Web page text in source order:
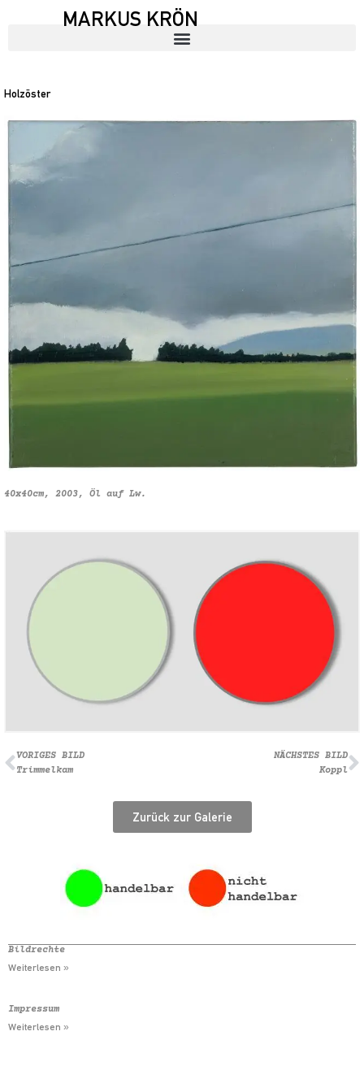
MARKUS KRÖN
Holzöster
40x40cm, 2003, Öl auf Lw.
VORIGES BILD
Trimmelkam
NÄCHSTES BILD
Koppl
Zurück zur Galerie
Bildrechte
Weiterlesen »
Impressum
Weiterlesen »